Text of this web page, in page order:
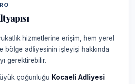
hizmetlerine erişim, hem yerel
bölge adliyesinin işleyişi hakkında
gerektirebilir.
çoğunluğu Kocaeli Adliyesi